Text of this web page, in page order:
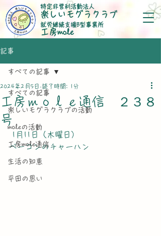
特定非営利活動法人
楽しいモグラクラブ
就労継続支援B型事業所
​工房mole
記事
すべての記事
楽しいモグラクラブの活動
moleの活動
工房mole通信
生活の知恵
平田の思い
すべての記事
工房ｍｏｌｅ通信 ２３８
号
2024年2月5日 読了時間: 1分
1月11日（木曜日）
ベーコンのチャーハン